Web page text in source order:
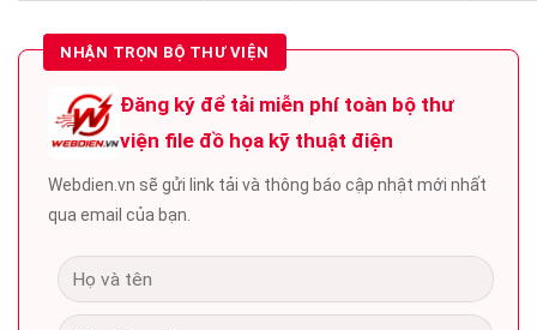
NHẬN TRỌN BỘ THƯ VIỆN
Đăng ký để tải miễn phí toàn bộ thư
viện file đồ họa kỹ thuật điện
Webdien.vn sẽ gửi link tải và thông báo cập nhật mới nhất
qua email của bạn.